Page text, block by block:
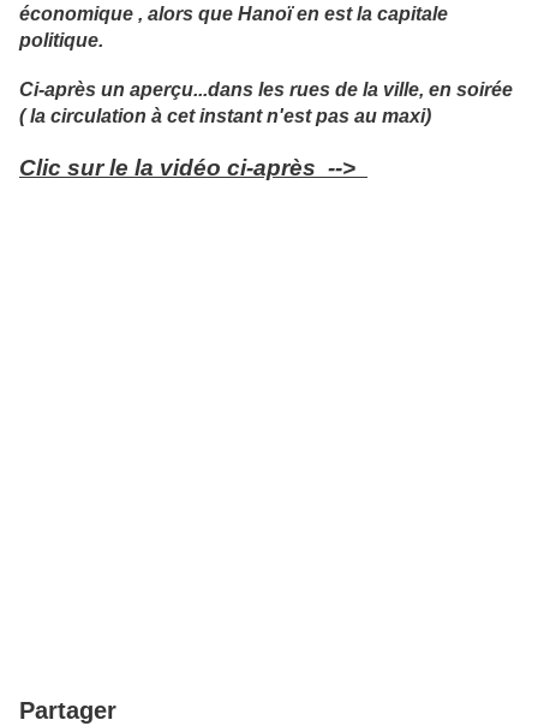
économique , alors que Hanoï en est la capitale
politique.
Ci-après un aperçu...dans les rues de la ville, en soirée
( la circulation à cet instant n'est pas au maxi)
Clic sur le la vidéo ci-après -->
Partager